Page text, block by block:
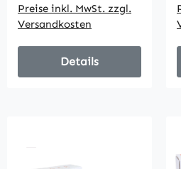
Preise inkl. MwSt. zzgl.
Versandkosten
Details